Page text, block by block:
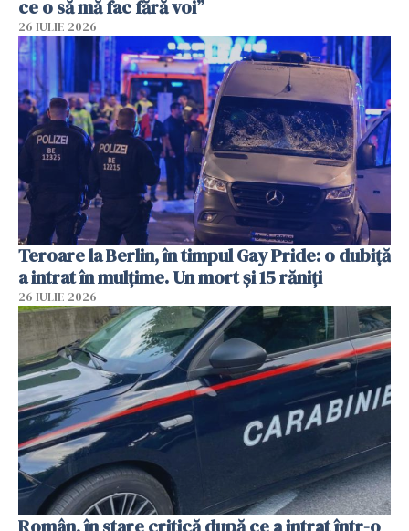
ce o să mă fac fără voi”
26 IULIE 2026
Teroare la Berlin, în timpul Gay Pride: o dubiță
a intrat în mulțime. Un mort și 15 răniți
26 IULIE 2026